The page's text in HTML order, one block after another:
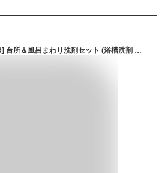
【ふるさと納税】[生活応援] 台所＆風呂まわり洗剤セット (浴槽洗剤 洗濯槽クリーナー 洗濯用固形石鹸 ハンドソープ 重曹クリーナー) 詰め替え用 洗剤 台所 キッチン 日用品 送料無料 たっぷり 大掃除 業務用 家庭用 ストック [0945] 16000円